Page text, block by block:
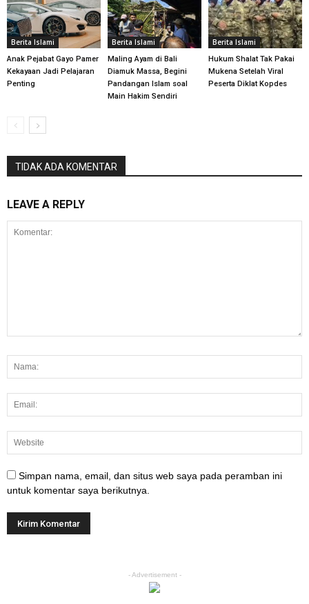
Berita Islami
Anak Pejabat Gayo Pamer
Kekayaan Jadi Pelajaran
Penting
Berita Islami
Maling Ayam di Bali
Diamuk Massa, Begini
Pandangan Islam soal
Main Hakim Sendiri
Berita Islami
Hukum Shalat Tak Pakai
Mukena Setelah Viral
Peserta Diklat Kopdes
TIDAK ADA KOMENTAR
LEAVE A REPLY
Simpan nama, email, dan situs web saya pada peramban ini
untuk komentar saya berikutnya.
- Advertisement -